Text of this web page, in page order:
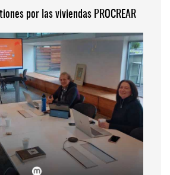
por las viviendas PROCREAR